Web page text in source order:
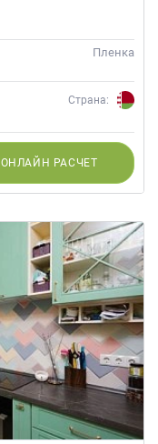
Пленка
Страна:
ОНЛАЙН РАСЧЕТ